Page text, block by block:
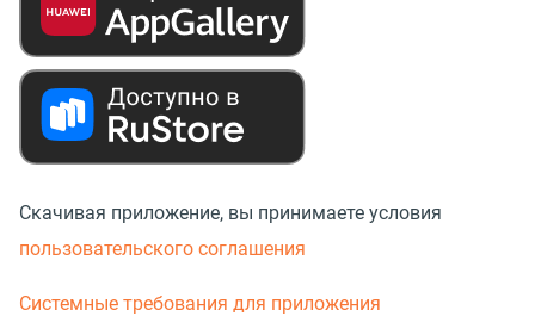
Скачивая приложение, вы принимаете условия
пользовательского соглашения
Системные требования для приложения